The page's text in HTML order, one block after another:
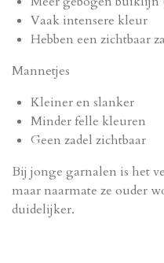
Vaak intensere kleur
Hebben een zichtbaar
Mannetjes
Kleiner en slanker
Minder felle kleuren
Geen zadel zichtbaar
Bij jonge garnalen is het
maar naarmate ze ouder
duidelijker.